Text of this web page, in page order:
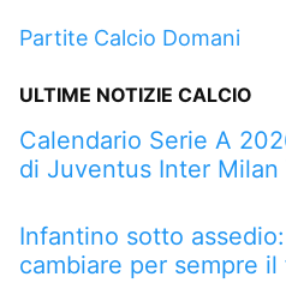
Partite Calcio Domani
ULTIME NOTIZIE CALCIO
Calendario Serie A
di Juventus Inter Milan
Infantino sotto
cambiare per sempre